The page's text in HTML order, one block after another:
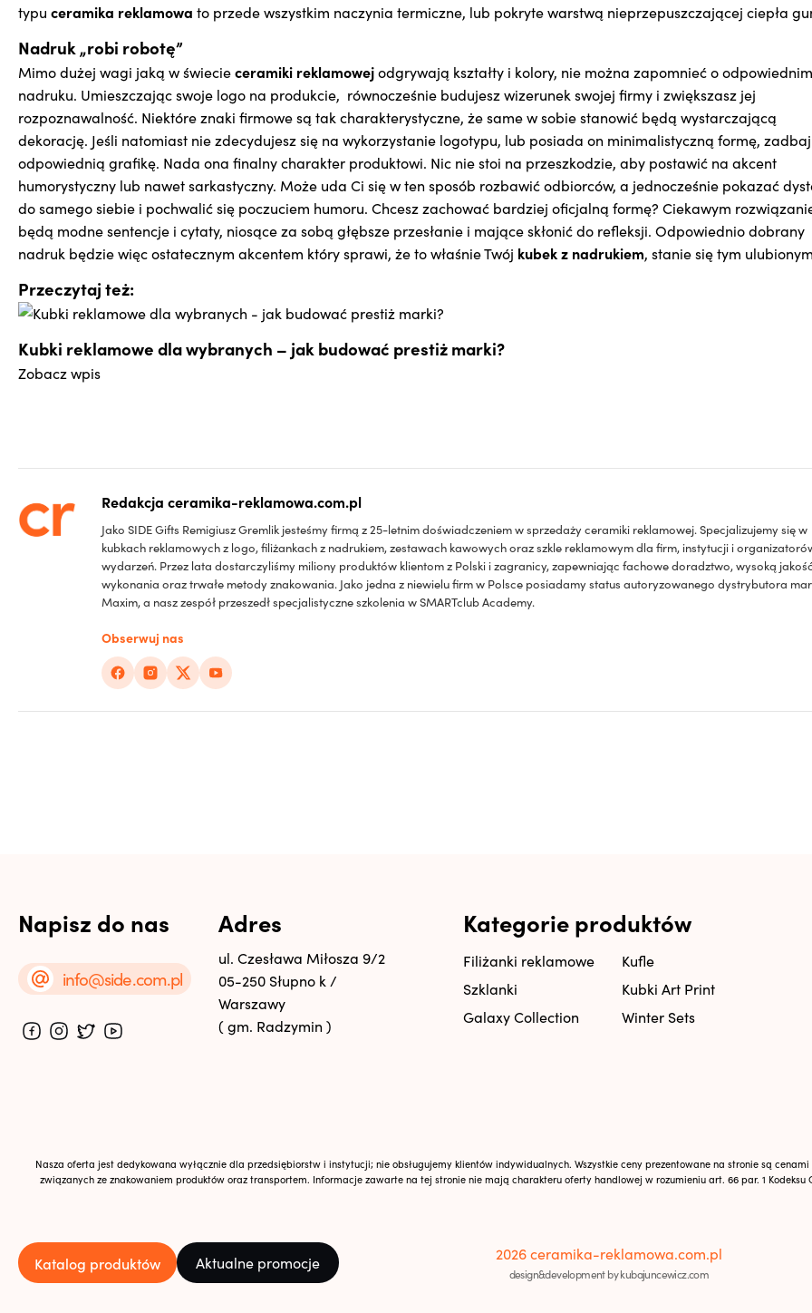
typu ceramika reklamowa to przede wszystkim naczynia termiczne, lub pokryte warstwą nieprzepuszczającej ciepła
Nadruk „robi robotę”
Mimo dużej wagi jaką w świecieceramiki reklamowejodgrywają kształty i kolory, nie można zapomnieć o odpowiednim
nadruku. Umieszczając swoje logo na produkcie, równocześnie budujesz wizerunek swojej firmy i zwiększasz jej
rozpoznawalność. Niektóre znaki firmowe są tak charakterystyczne, że same w sobie stanowić będą wystarczającą
dekorację. Jeśli natomiast nie zdecydujesz się na wykorzystanie logotypu, lub posiada on minimalistyczną formę,
odpowiednią grafikę. Nada ona finalny charakter produktowi. Nic nie stoi na przeszkodzie, aby postawić na akcent
humorystyczny lub nawet sarkastyczny. Może uda Ci się w ten sposób rozbawić odbiorców, a jednocześnie pokazać
do samego siebie i pochwalić się poczuciem humoru. Chcesz zachować bardziej oficjalną formę? Ciekawym
będą modne sentencje i cytaty, niosące za sobą głębsze przesłanie i mające skłonić do refleksji. Odpowiednio dobrany
nadruk będzie więc ostatecznym akcentem który sprawi, że to właśnie Twój kubek z nadrukiem, stanie się tym
Przeczytaj też:
Kubki reklamowe dla wybranych – jak budować prestiż marki?
Zobacz wpis
Redakcja ceramika-reklamowa.com.pl
Jako SIDE Gifts Remigiusz Gremlik jesteśmy firmą z 25-letnim doświadczeniem w sprzedaży ceramiki reklamowej. Specjalizujemy się w
kubkach reklamowych z logo, filiżankach z nadrukiem, zestawach kawowych oraz szkle reklamowym dla firm, instytucji i
wydarzeń. Przez lata dostarczyliśmy miliony produktów klientom z Polski i zagranicy, zapewniając fachowe doradztwo, wysoką jakość
wykonania oraz trwałe metody znakowania. Jako jedna z niewielu firm w Polsce posiadamy status autoryzowanego dystrybutora
Maxim, a nasz zespół przeszedł specjalistyczne szkolenia w SMARTclub Academy.
Obserwuj nas
Napisz do nas
info@side.com.pl
Adres
ul. Czesława Miłosza 9/2
05-250 Słupno k /
Warszawy
( gm. Radzymin )
Kategorie produktów
Filiżanki reklamowe
Kufle
Szklanki
Kubki Art Print
Galaxy Collection
Winter Sets
Nasza oferta jest dedykowana wyłącznie dla przedsiębiorstw i instytucji; nie obsługujemy klientów indywidualnych. Wszystkie ceny prezentowane na stronie są
związanych ze znakowaniem produktów oraz transportem. Informacje zawarte na tej stronie nie mają charakteru oferty handlowej w rozumieniu art. 66 par. 1
Katalog produktów Aktualne promocje 2026 ceramika-reklamowa.com.pl
design&development by kubajuncewicz.com